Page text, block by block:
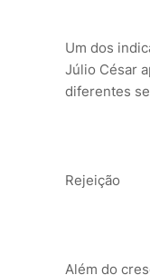
Um dos
Júlio César
diferentes
Rejeição
Além do